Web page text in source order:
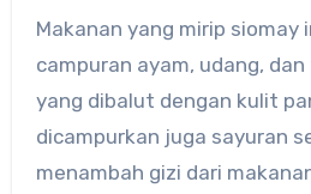
Makanan yang mirip siomay
campuran ayam, udang,
yang dibalut dengan kulit
dicampurkan juga sayuran
menambah gizi dari